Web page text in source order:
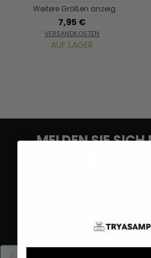
Weitere Größen anzeigen...
7,95 €
VERSANDKOSTEN
AUF LAGER
MELDEN SIE SICH
indem SieHIER